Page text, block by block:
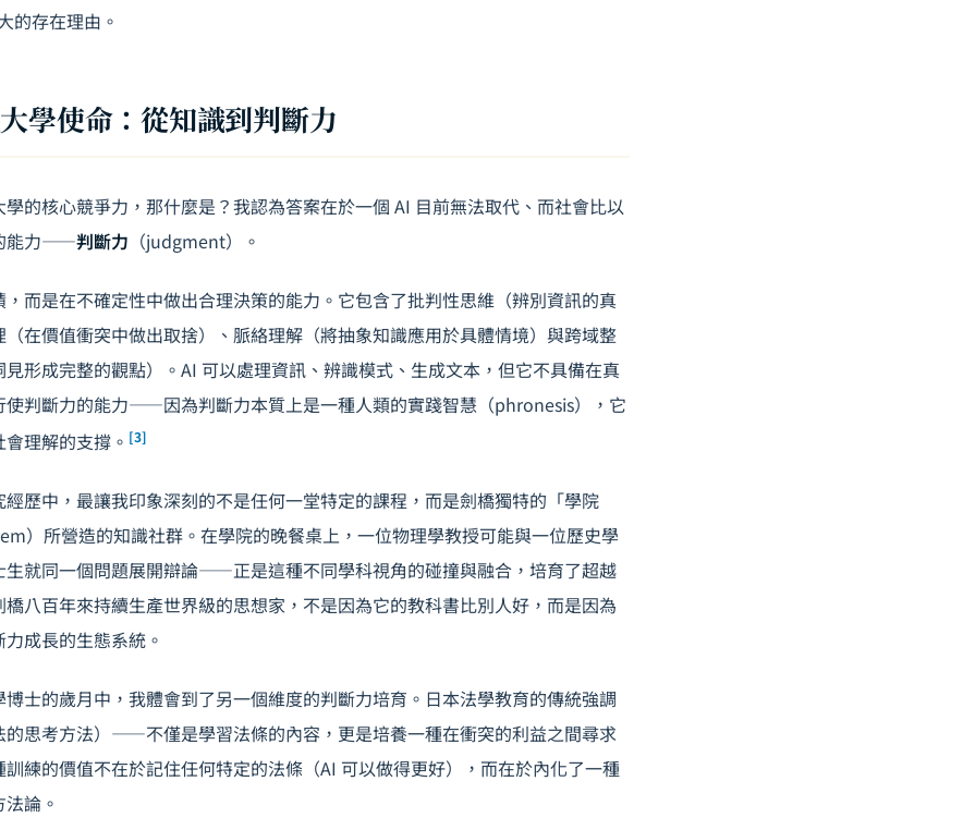
的存在理由。
學使命：從知識到判斷力
的核心競爭力，那什麼是？我認為答案在於一個 AI 目前無法取代、而社會比以
能力——判斷力 （judgment）。
而是在不確定性中做出合理決策的能力。它包含了批判性思維（辨別資訊的真
在價值衝突中做出取捨）、脈絡理解（將抽象知識應用於具體情境）與跨域整
形成完整的觀點）。AI 可以處理資訊、辨識模式、生成文本，但它不具備在真
使判斷力的能力——因為判斷力本質上是一種人類的實踐智慧（phronesis），它
理解的支撐。 [3]
歷中，最讓我印象深刻的不是任何一堂特定的課程，而是劍橋獨特的「學院
）所營造的知識社群。在學院的晚餐桌上，一位物理學教授可能與一位歷史學
生就同一個問題展開辯論——正是這種不同學科視角的碰撞與融合，培育了超越
八百年來持續生產世界級的思想家，不是因為它的教科書比別人好，而是因為
成長的生態系統。
士的歲月中，我體會到了另一個維度的判斷力培育。日本法學教育的傳統強調
的思考方法）——不僅是學習法條的內容，更是培養一種在衝突的利益之間尋求
練的價值不在於記住任何特定的法條（AI 可以做得更好），而在於內化了一種
論。